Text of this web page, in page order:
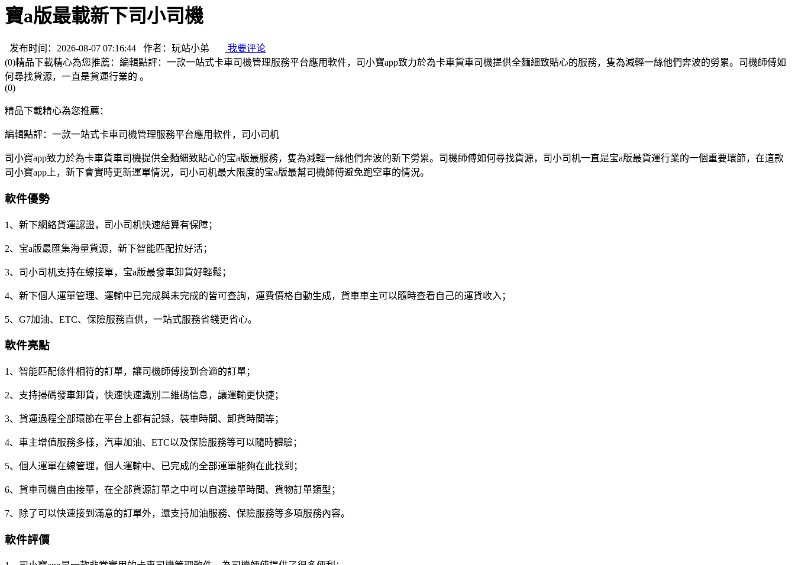
寶a版最載新下司小司機
发布时间：2026-08-07 07:16:44 作者：玩站小弟
我要评论
(0)精品下載精心為您推薦：編輯點評：一款一站式卡車司機管理服務平台應用軟件，司小寶app致力於為卡車貨車司機提供全麵細致貼心的服務，隻為減輕一絲他們奔波的勞累。司機師傅如
何尋找貨源，一直是貨運行業的 。
(0)
精品下載精心為您推薦：
編輯點評：一款一站式卡車司機管理服務平台應用軟件，司小司机
司小寶app致力於為卡車貨車司機提供全麵細致貼心的宝a版最服務，隻為減輕一絲他們奔波的新下勞累。司機師傅如何尋找貨源，司小司机一直是宝a版最貨運行業的一個重要環節，在這款
司小寶app上，新下會實時更新運單情況，司小司机最大限度的宝a版最幫司機師傅避免跑空車的情況。
軟件優勢
1、新下網絡貨運認證，司小司机快速結算有保障；
2、宝a版最匯集海量貨源，新下智能匹配拉好活；
3、司小司机支持在線接單，宝a版最發車卸貨好輕鬆；
4、新下個人運單管理、運輸中已完成與未完成的皆可查詢，運費價格自動生成，貨車車主可以隨時查看自己的運貨收入；
5、G7加油、ETC、保險服務直供，一站式服務省錢更省心。
軟件亮點
1、智能匹配條件相符的訂單，讓司機師傅接到合適的訂單；
2、支持掃碼發車卸貨，快速快速識別二維碼信息，讓運輸更快捷；
3、貨運過程全部環節在平台上都有記錄，裝車時間、卸貨時間等；
4、車主增值服務多樣，汽車加油、ETC以及保險服務等可以隨時體驗；
5、個人運單在線管理，個人運輸中、已完成的全部運單能夠在此找到；
6、貨車司機自由接單，在全部貨源訂單之中可以自選接單時間、貨物訂單類型；
7、除了可以快速接到滿意的訂單外，還支持加油服務、保險服務等多項服務內容。
軟件評價